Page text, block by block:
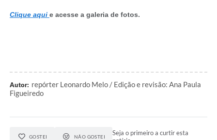
Clique aqui e acesse a galeria de fotos.
Autor: repórter Leonardo Melo / Edição e revisão: Ana Paula
Figueiredo
GOSTEI NÃO GOSTEI
Seja o primeiro a curtir esta